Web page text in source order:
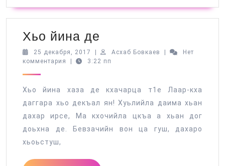
Хьо йина де
йина
де
25 декабря, 2017 25
декабря,
| Асхаб Бовкаев Асхаб
|
Нет
комментария
| 3:22 пп
Хьо йина хаза де кхачарца т1е Лаар-кха
даггара хьо декъал ян! Хуьлийла даима хьан
дахар ирсе, Ма кхочийла цкъа а хьан дог
доьхна де. Бевзачийн вон ца гуш, дахаро
хьоьстуш,